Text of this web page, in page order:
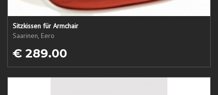
Sitzkissen für Armchair
Saarinen, Eero
€ 289.00